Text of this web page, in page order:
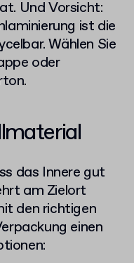
Und Vorsicht:
ist die
Wählen Sie
oder
das Innere gut
am Zielort
den richtigen
einen